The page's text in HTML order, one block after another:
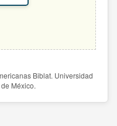
Biblat. Universidad
México.